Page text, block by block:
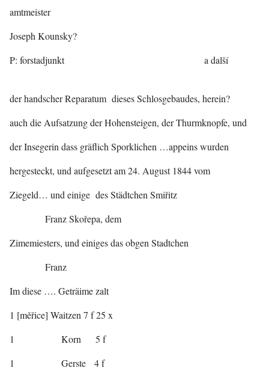
amtmeister
Joseph Kounsky?
P: forstadjunkt a další
der handscher Reparatum dieses Schlosgebaudes, herein?
auch die Aufsatzung der Hohensteigen, der Thurmknopfe, und
der Insegerin dass gräflich Sporklichen …appeins wurden
hergesteckt, und aufgesetzt am 24. August 1844 vom
Ziegeld… und einige des Städtchen Smiřitz
Franz Skořepa, dem
Zimemiesters, und einiges das obgen Stadtchen
Franz
Im diese …. Geträime zalt
1 [měřice] Waitzen 7 f 25 x
1 Korn 5 f
1 Gerste 4 f